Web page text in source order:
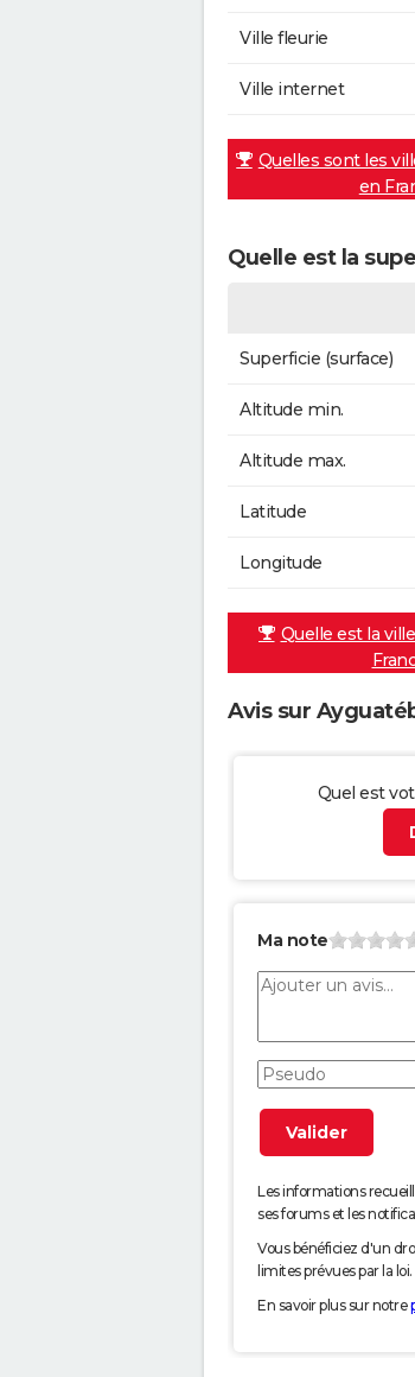
Ville fleurie
Ville internet
Quelles sont les
en
Quelle est la
Superficie (surface)
Altitude min.
Altitude max.
Latitude
Longitude
Quelle est la
Avis sur
Quel est
Ma note
Les informations
ses forums et les
Vous bénéficiez d'un
limites prévues par la loi.
En savoir plus sur notre